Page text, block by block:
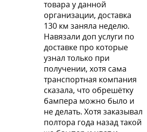
(Серебристый Иней) (на 514 по
(Серебристый Иней) (на 514 по
товара у данной
организации, доставка
130 км заняла неделю.
Навязали доп услуги по
доставке про которые
узнал только при
получении, хотя сама
транспортная компания
сказала, что обрешётку
бампера можно было и
не делать. Хотя заказывал
полтора года назад такой